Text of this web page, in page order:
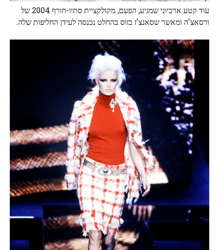
עוד קטע ארכיוני שמגיע, הפעם, מקולקציית סתיו-חורף 2004 של
ורסאצ'ה ומאשר שסאנצ'ז בזוס בהחלט נכנסה לעידן החליפות שלה.